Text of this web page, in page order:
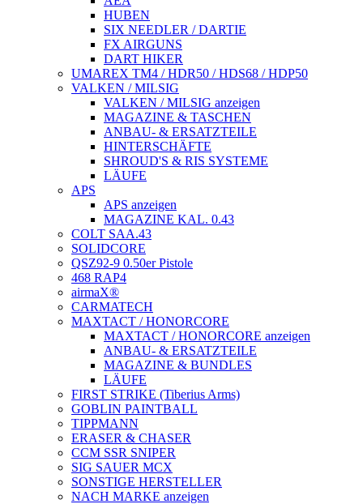
HUBEN
SIX NEEDLER / DARTIE
FX AIRGUNS
DART HIKER
UMAREX TM4 / HDR50 / HDS68 / HDP50
VALKEN / MILSIG
VALKEN / MILSIG anzeigen
MAGAZINE & TASCHEN
ANBAU- & ERSATZTEILE
HINTERSCHÄFTE
SHROUD'S & RIS SYSTEME
LÄUFE
APS
APS anzeigen
MAGAZINE KAL. 0.43
COLT SAA.43
SOLIDCORE
QSZ92-9 0.50er Pistole
468 RAP4
airmaX®
CARMATECH
MAXTACT / HONORCORE
MAXTACT / HONORCORE anzeigen
ANBAU- & ERSATZTEILE
MAGAZINE & BUNDLES
LÄUFE
FIRST STRIKE (Tiberius Arms)
GOBLIN PAINTBALL
TIPPMANN
ERASER & CHASER
CCM SSR SNIPER
SIG SAUER MCX
SONSTIGE HERSTELLER
NACH MARKE anzeigen